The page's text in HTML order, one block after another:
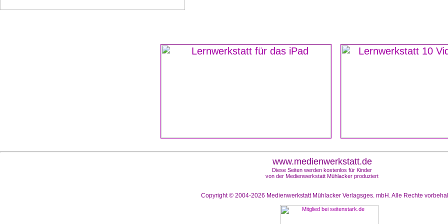
www.medienwerkstatt.de
Diese Seiten werden kostenlos für Kinder
von der Medienwerkstatt Mühlacker produziert
Copyright © 2004-2026 Medienwerkstatt Mühlacker Verlagsges. mbH. Alle Rechte